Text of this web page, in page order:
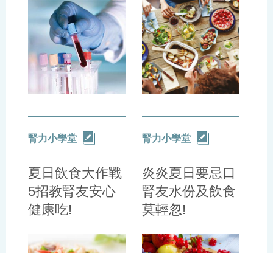
腎力小學堂
夏日飲食大作戰
5招教腎友安心
健康吃!
腎力小學堂
炎炎夏日要忌口
腎友水份及飲食
莫輕忽!